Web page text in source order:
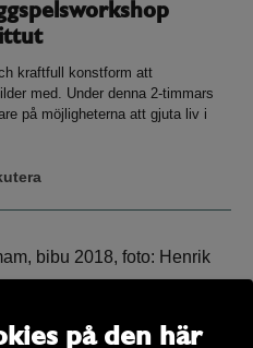
kraftfull konstform att
med. Under denna 2-timmars
på möjligheterna att gjuta liv i
på den här